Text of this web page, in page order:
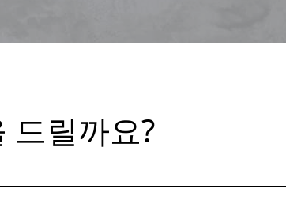
드릴까요?